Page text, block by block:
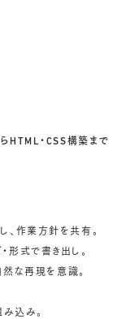
HTML・CSS構築まで
、作業方針を共有。
形式で書き出し。
然な再現を意識。
み込み。